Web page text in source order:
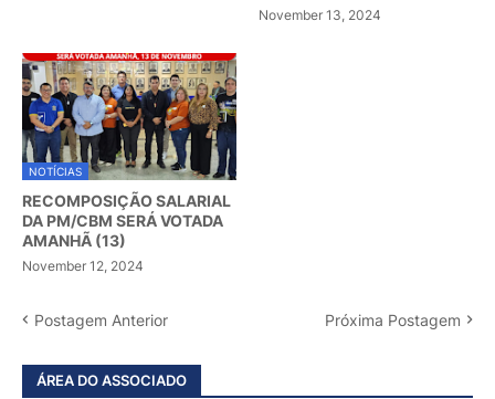
November 13, 2024
NOTÍCIAS
RECOMPOSIÇÃO SALARIAL
DA PM/CBM SERÁ VOTADA
AMANHÃ (13)
November 12, 2024
Postagem Anterior Próxima Postagem
ÁREA DO ASSOCIADO